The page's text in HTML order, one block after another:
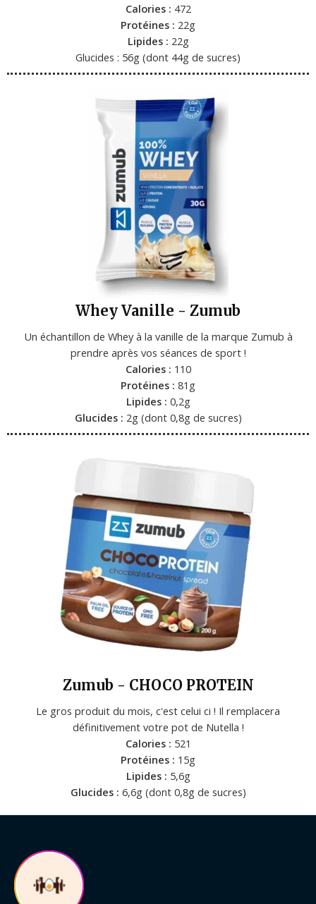
Calories : 472
Protéines : 22g
Lipides : 22g
Glucides : 56g (dont 44g de sucres)
Whey Vanille - Zumub
Un échantillon de Whey à la vanille de la marque Zumub à
prendre après vos séances de sport !
Calories : 110
Protéines : 81g
Lipides : 0,2g
Glucides : 2g (dont 0,8g de sucres)
Zumub - CHOCO PROTEIN
Le gros produit du mois, c'est celui ci ! Il remplacera
définitivement votre pot de Nutella !
Calories : 521
Protéines : 15g
Lipides : 5,6g
Glucides : 6,6g (dont 0,8g de sucres)